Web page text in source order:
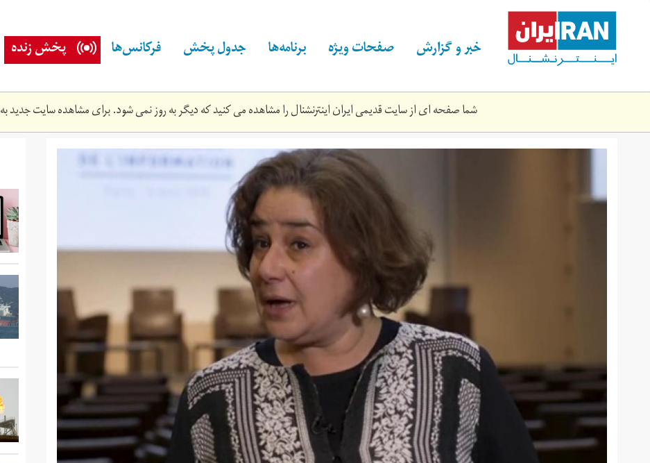
content خبر و گزارش صفحات ویژه برنامه‌ها جدول پخش فرکانس‌ها پخش زنده
شما صفحه ای از سایت قدیمی ایران اینترنشنال را مشاهده می کنید که دیگر به روز نمی شود. برای مشاهده سایت جدید به
4bpucf6420a16419tjn_800c450.jpg